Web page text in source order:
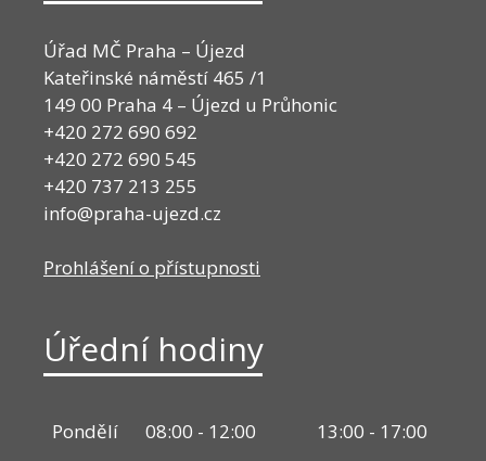
Úřad MČ Praha – Újezd
Kateřinské náměstí 465 /1
149 00 Praha 4 – Újezd u Průhonic
+420 272 690 692
+420 272 690 545
+420 737 213 255
info@praha-ujezd.cz
Prohlášení o přístupnosti
Úřední hodiny
Pondělí 08:00 - 12:00
13:00 - 17:00